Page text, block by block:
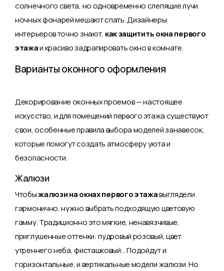
солнечного света, но одновременно слепящие лучи
ночных фонарей мешают спать. Дизайнеры
интерьеров точно знают, как защитить окна первого
этажаи красиво задрапировать окно в комнате.
Варианты оконного оформления
Декорирование оконных проемов — настоящее
искусство, и для помещений первого этажа существуют
свои, особенные правила выбора моделей занавесок,
которые помогут создать атмосферу уюта и
безопасности.
Жалюзи
Чтобыжалюзи на окнах первого этажавыглядели
гармонично, нужно выбрать подходящую цветовую
гамму. Традиционно это мягкие, ненавязчивые,
приглушенные оттенки: пудровый розовый, цвет
утреннего неба, фисташковый… Подойдут и
горизонтальные, и вертикальные модели жалюзи. Но